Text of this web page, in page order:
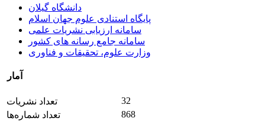
دانشگاه گیلان
پایگاه استنادی علوم جهان اسلام
سامانه ارزیابی نشریات علمی
سامانه جامع رسانه های کشور
وزارت علوم، تحقیقات و فناوری
آمار
تعداد نشریات
32
تعداد شماره‌ها
868